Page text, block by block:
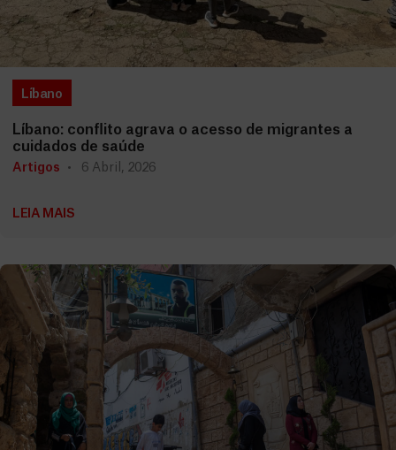
Líbano
Líbano: conflito agrava o acesso de migrantes a
cuidados de saúde
Artigos 6 Abril, 2026
LEIA MAIS